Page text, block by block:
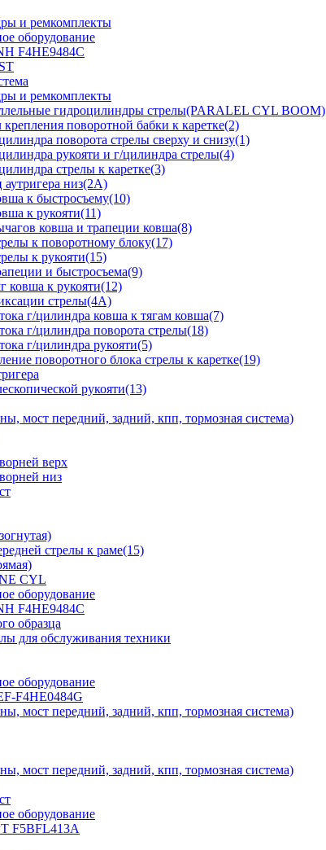
и ремкомплекты
оборудование
F4HE9484C
и ремкомплекты
гидроцилиндры стрелы(PARALEL CYL BOOM)
поворотной бабки к каретке(2)
поворота стрелы сверху и снизу(1)
рукояти и г/цилиндра стрелы(4)
стрелы к каретке(3)
аутригера низ(2А)
к быстросъему(10)
к рукояти(11)
ковша и трапеции ковша(8)
к поворотному блоку(17)
к рукояти(15)
и быстросъема(9)
ковша к рукояти(12)
стрелы(4A)
г/цилиндра ковша к тягам ковша(7)
г/цилиндра поворота стрелы(18)
г/цилиндра рукояти(5)
поворотного блока стрелы к каретке(19)
рукояти(13)
мост передний, задний, кпп, тормозная система)
верх
низ
стрелы к раме(15)
CYL
оборудование
F4HE9484C
образца
для обслуживания техники
оборудование
F4HE0484G
мост передний, задний, кпп, тормозная система)
мост передний, задний, кпп, тормозная система)
оборудование
F5BFL413A